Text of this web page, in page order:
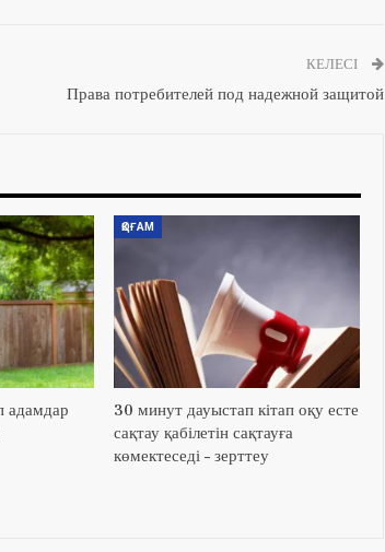
КЕЛЕСІ
Права потребителей под надежной защитой
адамдар
ҚОҒАМ
30 минут дауыстап кітап оқу есте
сақтау қабілетін сақтауға
көмектеседі – зерттеу